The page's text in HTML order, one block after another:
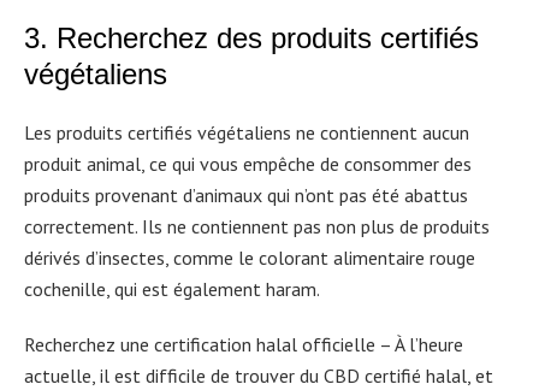
3. Recherchez des produits certifiés
végétaliens
Les produits certifiés végétaliens ne contiennent aucun
produit animal, ce qui vous empêche de consommer des
produits provenant d’animaux qui n’ont pas été abattus
correctement. Ils ne contiennent pas non plus de produits
dérivés d’insectes, comme le colorant alimentaire rouge
cochenille, qui est également haram.
Recherchez une certification halal officielle – À l’heure
actuelle, il est difficile de trouver du CBD certifié halal, et